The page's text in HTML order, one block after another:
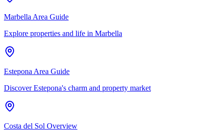
Marbella Area Guide
Explore properties and life in Marbella
Estepona Area Guide
Discover Estepona's charm and property market
Costa del Sol Overview